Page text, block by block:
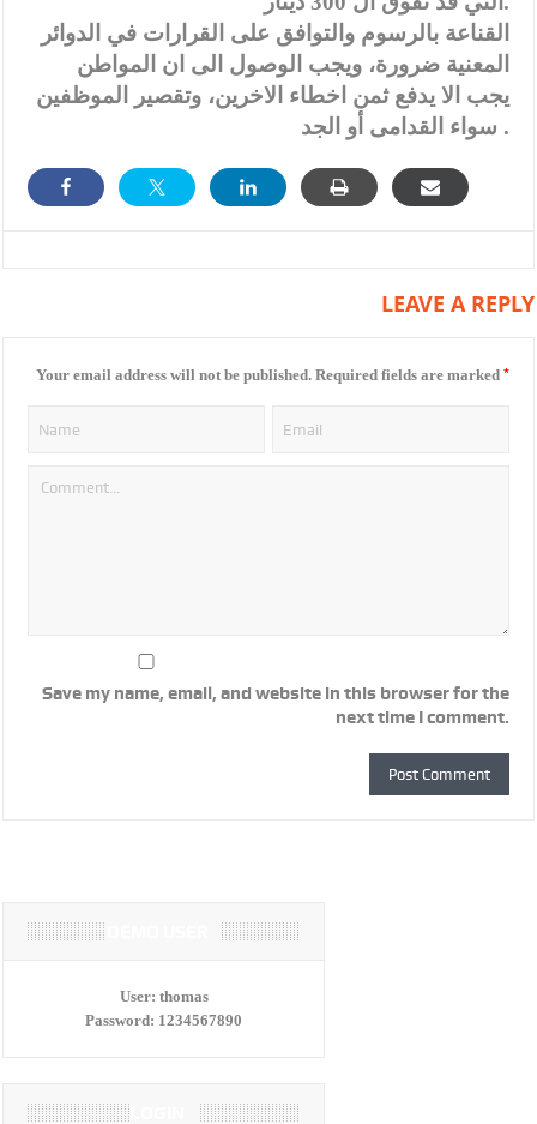
القناعة بالرسوم والتوافق على القرارات في الدوائر
المعنية ضرورة، ويجب الوصول الى ان المواطن
يجب الا يدفع ثمن اخطاء الاخرين، وتقصير الموظفين
سواء القدامى أو الجد .
LEAVE A REPLY
Your email address will not be published. Required fields are marked *
Save my name, email, and website in this browser for the
next time I comment.
User: thomas
Password: 1234567890